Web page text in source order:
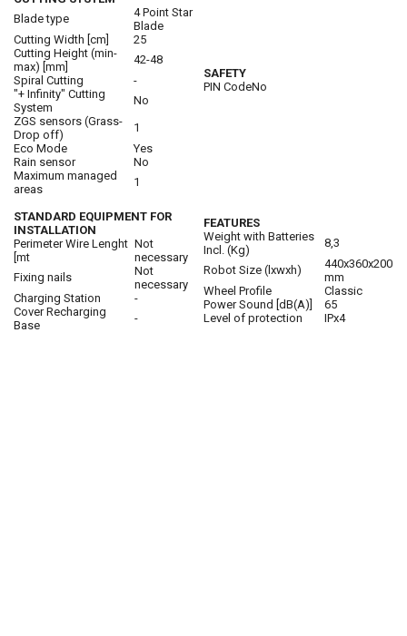
Blade type
4 Point Star
Blade
Cutting Width [cm]
25
Cutting Height (min-
max) [mm]
42-48
Spiral Cutting
-
"+ Infinity" Cutting
System
No
ZGS sensors (Grass-
Drop off)
1
Eco Mode
Yes
Rain sensor
No
Maximum managed
areas
1
SAFETY
PIN CodeNo
STANDARD EQUIPMENT FOR
INSTALLATION
Perimeter Wire Lenght
[mt
Not
necessary
Fixing nails
Not
necessary
Charging Station
-
Cover Recharging
Base
-
FEATURES
Weight with Batteries
Incl. (Kg)
8,3
Robot Size (lxwxh)
440x360x200
mm
Wheel Profile
Classic
Power Sound [dB(A)]
65
Level of protection
IPx4